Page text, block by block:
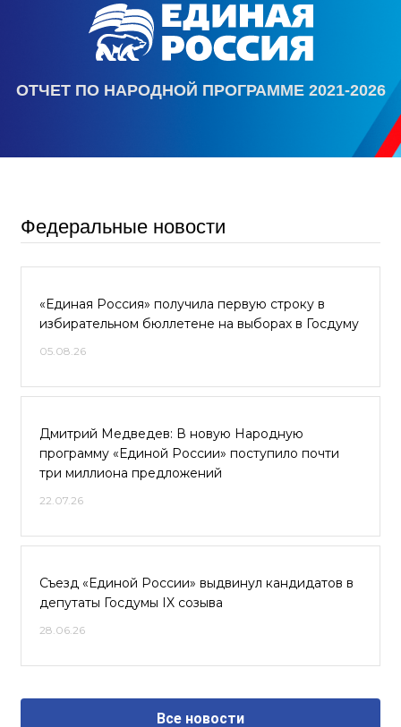
ОТЧЕТ ПО НАРОДНОЙ ПРОГРАММЕ 2021-2026
Федеральные новости
«Единая Россия» получила первую строку в
избирательном бюллетене на выборах в Госдуму
05.08.26
Дмитрий Медведев: В новую Народную
программу «Единой России» поступило почти
три миллиона предложений
22.07.26
Съезд «Единой России» выдвинул кандидатов в
депутаты Госдумы IX созыва
28.06.26
Все новости